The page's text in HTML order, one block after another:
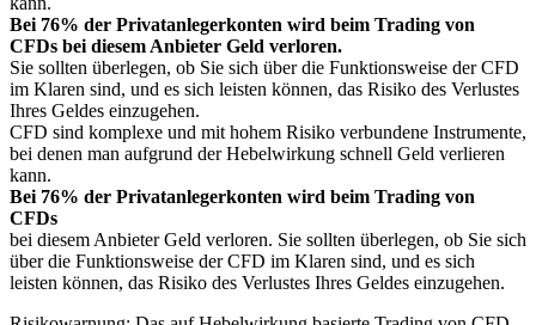
Bei 76% der Privatanlegerkonten wird beim Trading von
CFDs bei diesem Anbieter Geld verloren.
Sie sollten überlegen, ob Sie sich über die Funktionsweise der CFD
im Klaren sind, und es sich leisten können, das Risiko des Verlustes
Ihres Geldes einzugehen.
CFD sind komplexe und mit hohem Risiko verbundene Instrumente,
bei denen man aufgrund der Hebelwirkung schnell Geld verlieren
kann.
Bei 76% der Privatanlegerkonten wird beim Trading von
CFDs
bei diesem Anbieter Geld verloren. Sie sollten überlegen, ob Sie sich
über die Funktionsweise der CFD im Klaren sind, und es sich
leisten können, das Risiko des Verlustes Ihres Geldes einzugehen.